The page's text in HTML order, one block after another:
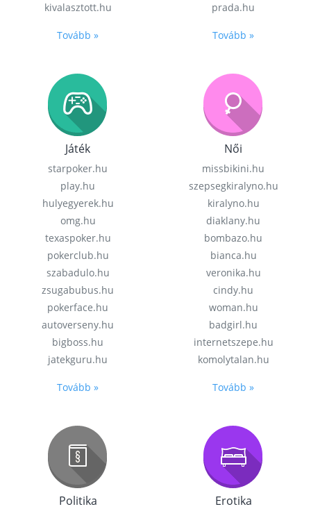
kivalasztott.hu
Tovább »
prada.hu
Tovább »
Játék
starpoker.hu
play.hu
hulyegyerek.hu
omg.hu
texaspoker.hu
pokerclub.hu
szabadulo.hu
zsugabubus.hu
pokerface.hu
autoverseny.hu
bigboss.hu
jatekguru.hu
Tovább »
Női
missbikini.hu
szepsegkiralyno.hu
kiralyno.hu
diaklany.hu
bombazo.hu
bianca.hu
veronika.hu
cindy.hu
woman.hu
badgirl.hu
internetszepe.hu
komolytalan.hu
Tovább »
Politika Erotika